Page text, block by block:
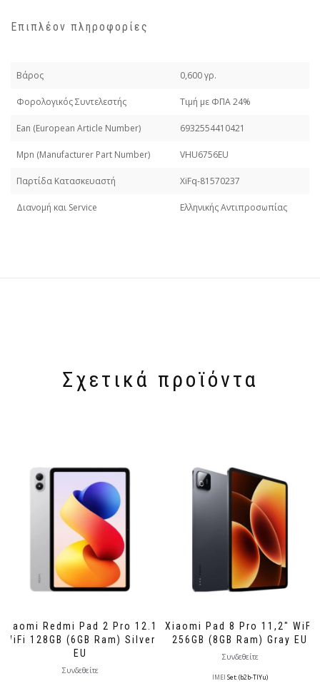
Επιπλέον πληροφορίες
Βάρος 0,600 γρ.
Φορολογικός Συντελεστής Τιμή με ΦΠΑ 24%
Εan (European Article Number) 6932554410421
Mpn (Manufacturer Part Number) VHU6756EU
Παρτίδα Κατασκευαστή XiFq-81570237
Διανομή και Service Ελληνικής Αντιπροσωπίας
Σχετικά προϊόντα
Xiaomi Redmi Pad 2 Pro 12.1
WiFi 128GB (6GB Ram) Silver
EU
Συνδεθείτε
Xiaomi Pad 8 Pro 11,2″ WiFi
256GB (8GB Ram) Gray EU
Συνδεθείτε
IMEI Set: (b2b-TlYu)